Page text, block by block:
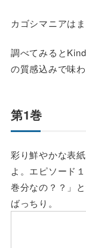
カゴシマニアは
調べてみると
の質感込みで味
第1巻
彩り鮮やかな表
よ。エピソード
巻分なの？？」
ばっちり。